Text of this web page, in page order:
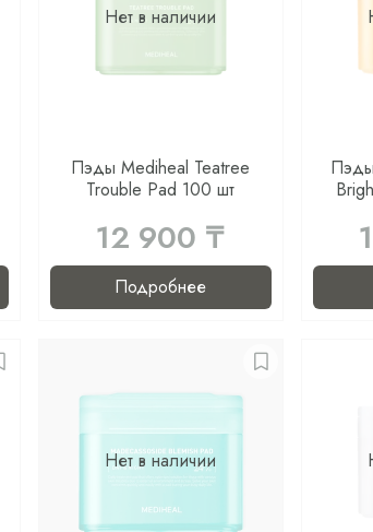
Нет в наличии
Пэды Mediheal Teatree
Trouble Pad 100 шт
12 900 ₸
Подробнее
Нет в наличии